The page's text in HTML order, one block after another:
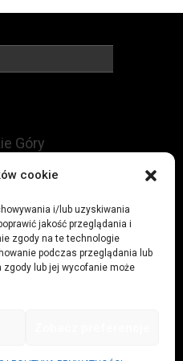
cookie
i/lub uzyskiwania
jakość przeglądania i
zgody na te technologie
podczas przeglądania lub
lub jej wycofanie może
Góry